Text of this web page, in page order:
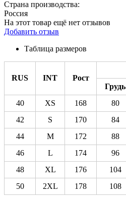
Страна производства:
Россия
На этот товар ещё нет отзывов
Добавить отзыв
Таблица размеров
RUS INT Рост
Грудь
40
XS 168 80
42
S 170 84
44
M 172 88
46
L 174 96
48
XL 176 104
50
2XL 178 108